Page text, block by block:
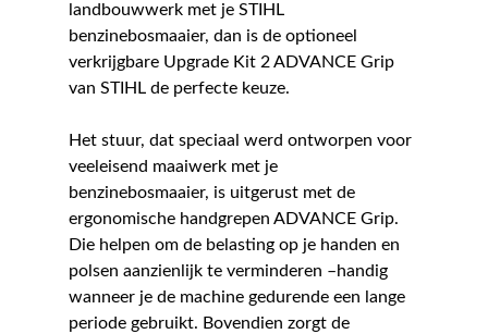
landbouwwerk met je STIHL
benzinebosmaaier, dan is de optioneel
verkrijgbare Upgrade Kit 2 ADVANCE Grip
van STIHL de perfecte keuze.
Het stuur, dat speciaal werd ontworpen voor
veeleisend maaiwerk met je
benzinebosmaaier, is uitgerust met de
ergonomische handgrepen ADVANCE Grip.
Die helpen om de belasting op je handen en
polsen aanzienlijk te verminderen –handig
wanneer je de machine gedurende een lange
periode gebruikt. Bovendien zorgt de